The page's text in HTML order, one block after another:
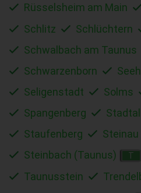
Rüsselsheim am Main
Schlitz Schlüchtern
Schwalbach am Taunus
Schwarzenborn
Seligenstadt
Solms
Spangenberg
Staufenberg
Steinau
Steinbach (Taunus)
T
Taunusstein